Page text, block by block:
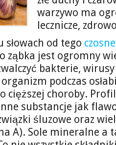
warzywo ma
lecznicze,
słowach od tego
ząbka jest ogromny
bakterie, wirusy
podczas
cięższej choroby.
substancje jak
śluzowe oraz
A). Sole mineralne a